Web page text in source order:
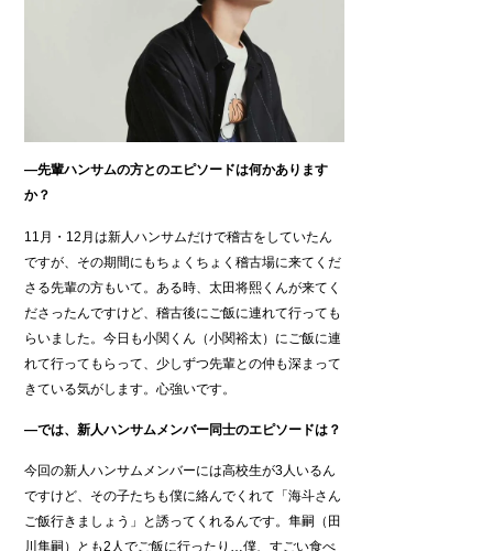
―先輩ハンサムの方とのエピソードは何かあります
か？
11月・12月は新人ハンサムだけで稽古をしていたん
ですが、その期間にもちょくちょく稽古場に来てくだ
さる先輩の方もいて。ある時、太田将熙くんが来てく
ださったんですけど、稽古後にご飯に連れて行っても
らいました。今日も小関くん（小関裕太）にご飯に連
れて行ってもらって、少しずつ先輩との仲も深まって
きている気がします。心強いです。
―では、新人ハンサムメンバー同士のエピソードは？
今回の新人ハンサムメンバーには高校生が3人いるん
ですけど、その子たちも僕に絡んでくれて「海斗さん
ご飯行きましょう」と誘ってくれるんです。隼嗣（田
川隼嗣）とも2人でご飯に行ったり…僕、すごい食べ